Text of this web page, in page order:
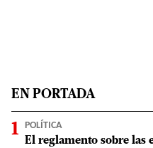
EN PORTADA
POLÍTICA
El reglamento sobre las